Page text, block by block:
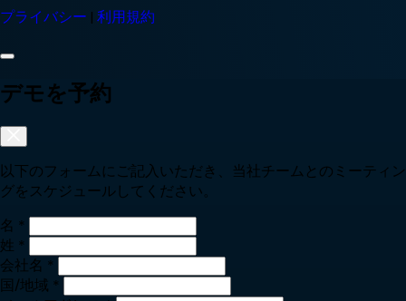
プライバシー | 利用規約
デモを予約
以下のフォームにご記入いただき、当社チームとのミーティン
グをスケジュールしてください。
名 *
姓 *
会社名 *
国/地域 *